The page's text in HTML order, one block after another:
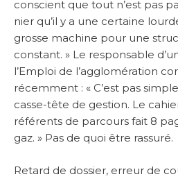
conscient que tout n’est pas
nier qu’il y a une certaine
grosse machine pour une
constant. » Le responsable
l’Emploi de l’agglomération
récemment : « C’est pas
casse-tête de gestion. Le
référents de parcours fait 8
gaz. » Pas de quoi être rassuré.
Retard de dossier, erreur de